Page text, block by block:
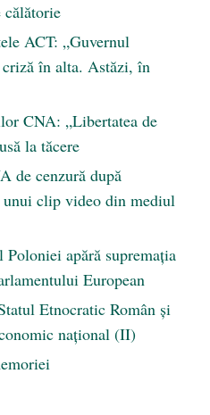
călătorie
ACT: „Guvernul
în alta. Astăzi, în
CNA: „Libertatea de
la tăcere
de cenzură după
clip video din mediul
apără supremația
European
Etnocratic Român şi
naţional (II)